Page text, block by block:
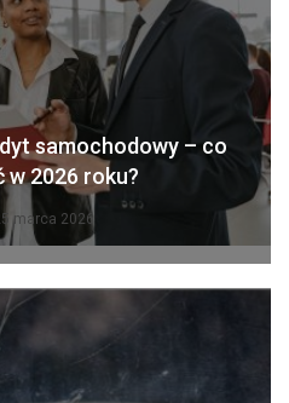
samochodowy – co
w 2026 roku?
marca 2026